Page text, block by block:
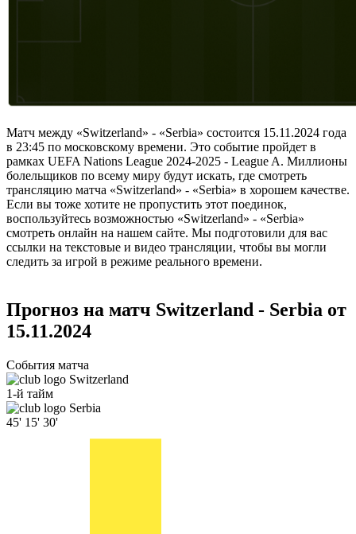
Матч между «Switzerland» - «Serbia» состоится 15.11.2024 года
в 23:45 по московскому времени. Это событие пройдет в
рамках UEFA Nations League 2024-2025 - League A. Миллионы
болельщиков по всему миру будут искать, где смотреть
трансляцию матча «Switzerland» - «Serbia» в хорошем качестве.
Если вы тоже хотите не пропустить этот поединок,
воспользуйтесь возможностью «Switzerland» - «Serbia»
смотреть онлайн на нашем сайте. Мы подготовили для вас
ссылки на текстовые и видео трансляции, чтобы вы могли
следить за игрой в режиме реального времени.
Прогноз на матч Switzerland - Serbia от
15.11.2024
События матча
Switzerland
1-й тайм
Serbia
45' 15' 30'